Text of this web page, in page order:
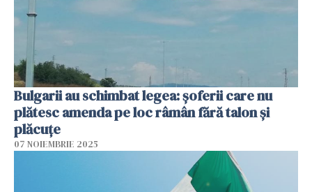
Bulgarii au schimbat legea: șoferii care nu
plătesc amenda pe loc râmân fără talon și
plăcuțe
07 NOIEMBRIE 2025